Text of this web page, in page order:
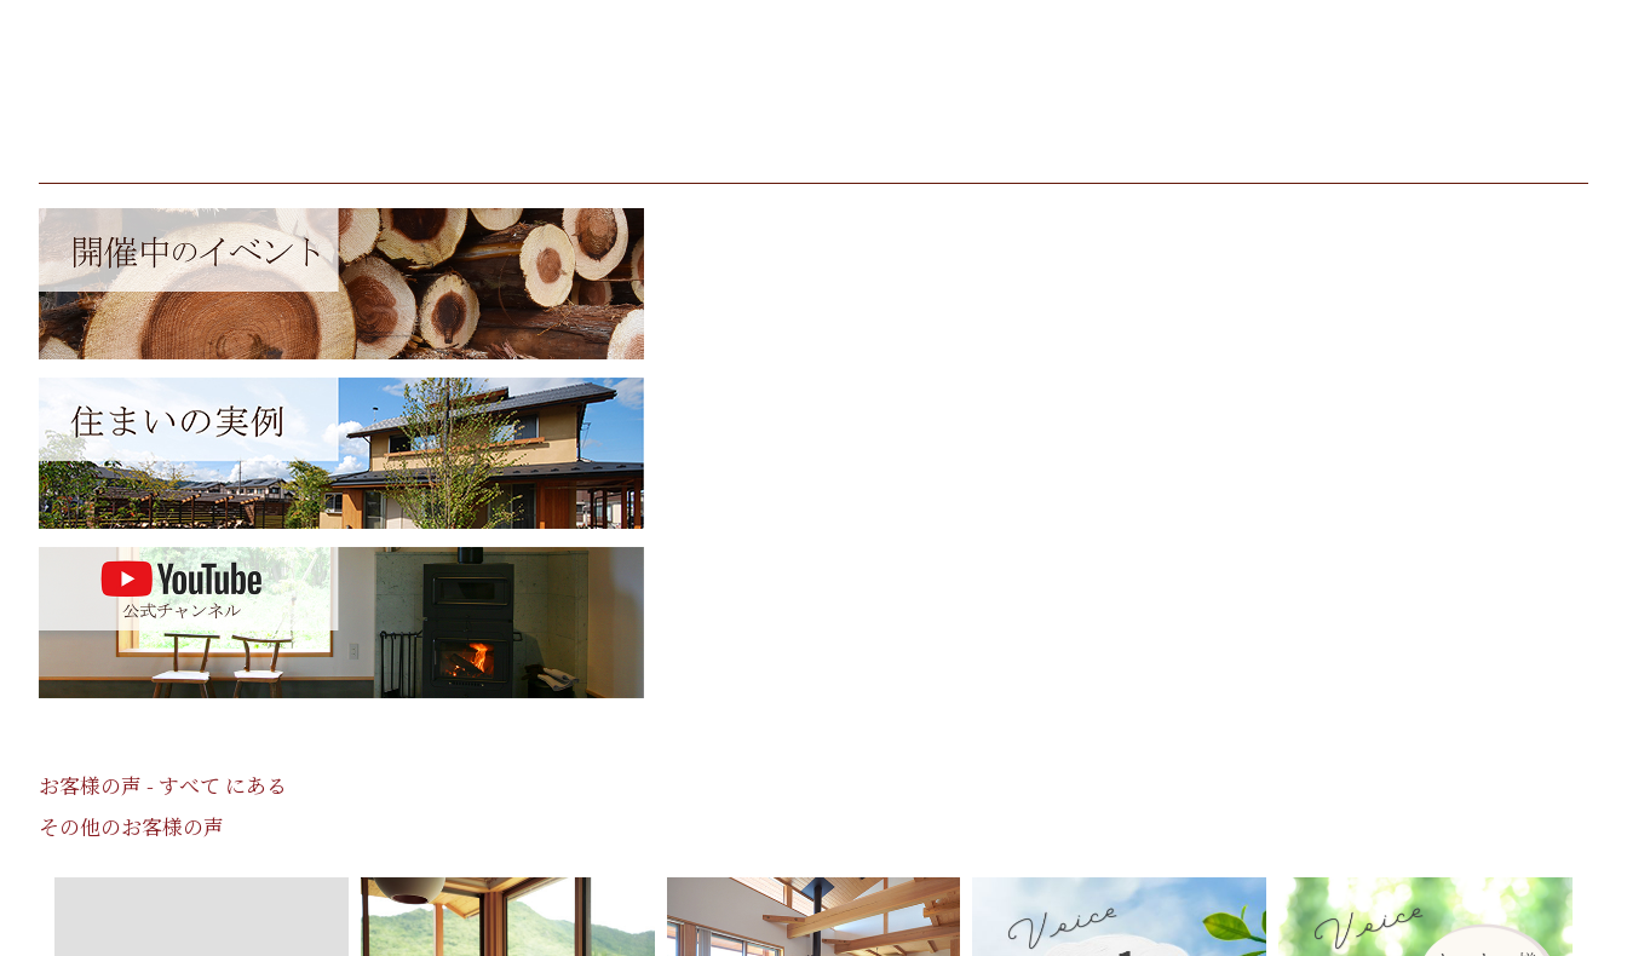
お客様の声 - すべて にある
その他のお客様の声